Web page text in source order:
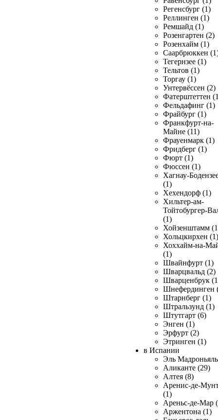
Регенсбург (1)
Реллинген (1)
Ремшайд (1)
Розенгартен (2)
Розенхайм (1)
Саарбрюккен
Тегернзее (1)
Тельтов (1)
Торгау (1)
Унтервёссен (2)
Фатерштеттен
Фельдафинг (1)
Фрайбург (1)
Франкфурт-на-
Майне (11)
Фрауенмарк (1)
Фридберг (1)
Фюрт (1)
Фюссен (1)
Хагнау-
(1)
Хехендорф (1)
Хильтер-ам-
Тойтобургер-
(1)
Хойзенштамм
Хольцкирхен (1)
Хоххайм-на-
(1)
Швайнфурт (1)
Шварцвальд (2)
Шварценбрук
Шнефердинген
Штарнберг (1)
Штральзунд (1)
Штутгарт (6)
Энген (1)
Эрфурт (2)
Этринген (1)
в Испании
Эль
Аликанте (29)
Алтея (8)
Аренис-де-
(1)
Ареньс-де-Мар
Аржентона (1)